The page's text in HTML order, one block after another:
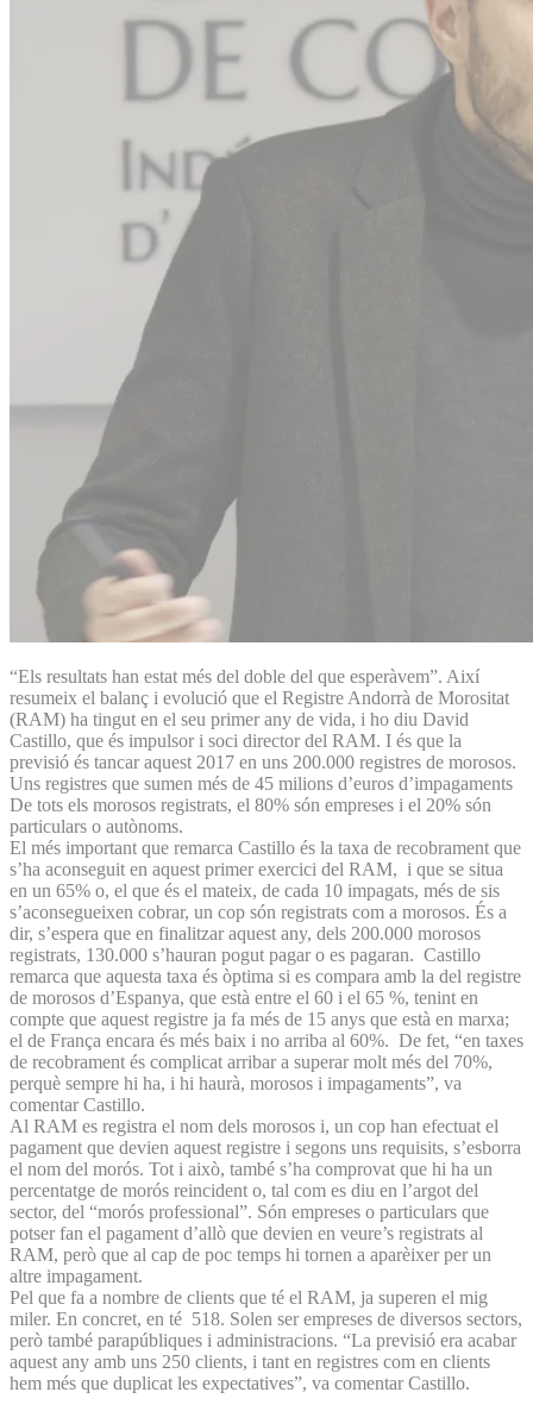
“Els resultats han estat més del doble del que esperàvem”. Així
resumeix el balanç i evolució que el Registre Andorrà de Morositat
(RAM) ha tingut en el seu primer any de vida, i ho diu David
Castillo, que és impulsor i soci director del RAM. I és que la
previsió és tancar aquest 2017 en uns 200.000 registres de morosos.
Uns registres que sumen més de 45 milions d’euros d’impagaments
De tots els morosos registrats, el 80% són empreses i el 20% són
particulars o autònoms.
El més important que remarca Castillo és la taxa de recobrament que
s’ha aconseguit en aquest primer exercici del RAM, i que se situa
en un 65% o, el que és el mateix, de cada 10 impagats, més de sis
s’aconsegueixen cobrar, un cop són registrats com a morosos. És a
dir, s’espera que en finalitzar aquest any, dels 200.000 morosos
registrats, 130.000 s’hauran pogut pagar o es pagaran. Castillo
remarca que aquesta taxa és òptima si es compara amb la del registre
de morosos d’Espanya, que està entre el 60 i el 65 %, tenint en
compte que aquest registre ja fa més de 15 anys que està en marxa;
el de França encara és més baix i no arriba al 60%. De fet, “en taxes
de recobrament és complicat arribar a superar molt més del 70%,
perquè sempre hi ha, i hi haurà, morosos i impagaments”, va
comentar Castillo.
Al RAM es registra el nom dels morosos i, un cop han efectuat el
pagament que devien aquest registre i segons uns requisits, s’esborra
el nom del morós. Tot i això, també s’ha comprovat que hi ha un
percentatge de morós reincident o, tal com es diu en l’argot del
sector, del “morós professional”. Són empreses o particulars que
potser fan el pagament d’allò que devien en veure’s registrats al
RAM, però que al cap de poc temps hi tornen a aparèixer per un
altre impagament.
Pel que fa a nombre de clients que té el RAM, ja superen el mig
miler. En concret, en té 518. Solen ser empreses de diversos sectors,
però també parapúbliques i administracions. “La previsió era acabar
aquest any amb uns 250 clients, i tant en registres com en clients
hem més que duplicat les expectatives”, va comentar Castillo.